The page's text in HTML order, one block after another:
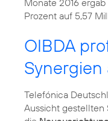
Prozent auf 5,57
OIBDA
Telefónica
Aussicht gestellten